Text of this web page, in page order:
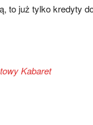
to już tylko kredyty
Kabaret